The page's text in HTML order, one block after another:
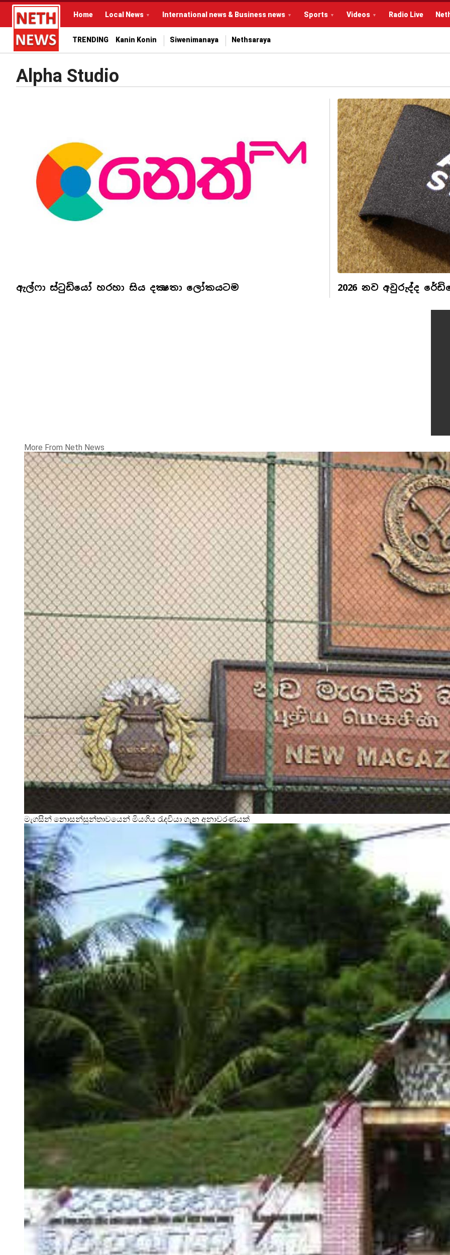
Home Local News International news & Business news Sports Videos Radio Live
TRENDING Kanin Konin Siwenimanaya Nethsaraya
Alpha Studio
ඇල්ෆා ස්ටුඩියෝ හරහා සිය දක්‍ෂතා ලෝකයටම 2026 නව අවුරුද්ද
More From Neth News
මැගසින් නොසන්සුන්තාවයෙන් මියගිය රැදවියා ගැන අනාවරණයක්